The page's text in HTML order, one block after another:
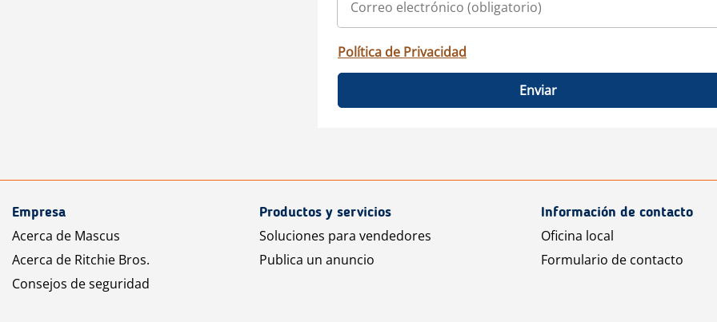
Política de Privacidad
Enviar
Empresa
Acerca de Mascus
Acerca de Ritchie Bros.
Consejos de seguridad
Productos y servicios
Soluciones para vendedores
Publica un anuncio
Información de contacto
Oficina local
Formulario de contacto